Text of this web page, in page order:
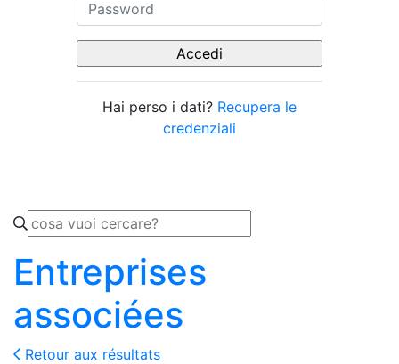
Hai perso i dati? Recupera le
credenziali
Entreprises
associées
Retour aux résultats